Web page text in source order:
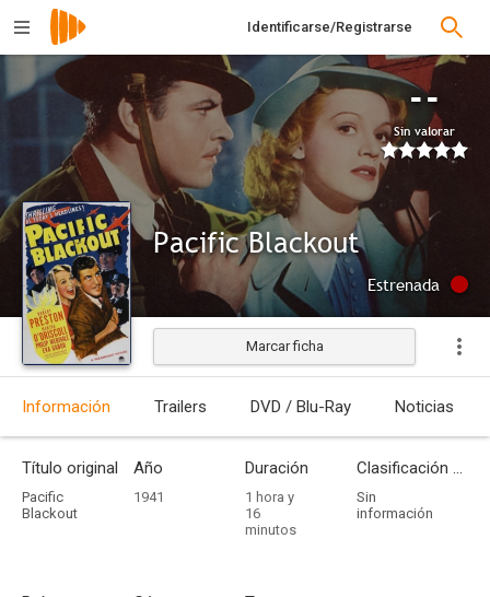
Identificarse/Registrarse
--
Sin valorar
Pacific Blackout
Estrenada
Marcar ficha
Información Trailers DVD / Blu-Ray Noticias
Título original
Pacific
Blackout
Año
1941
Duración
1 hora y
16
minutos
Clasificación por edades
Sin
información